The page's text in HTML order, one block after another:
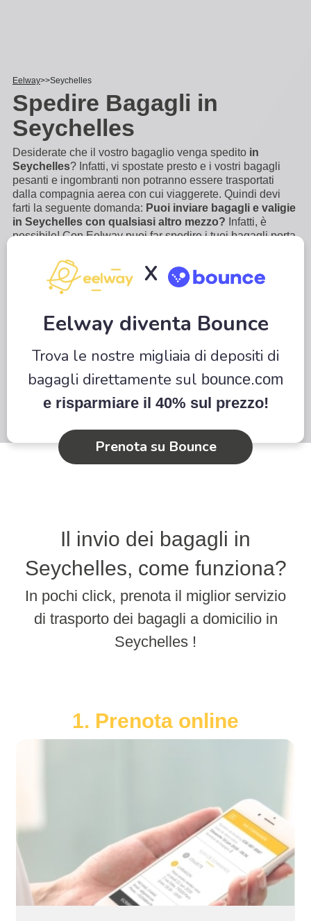
Eelway Seychelles
Spedire Bagagli in
Seychelles
Desiderate che il vostro bagaglio venga spedito in
Seychelles? Infatti, vi spostate presto e i vostri bagagli
pesanti e ingombranti non potranno essere trasportati
dalla compagnia aerea con cui viaggerete. Quindi devi
farti la seguente domanda: Puoi inviare bagagli e valigie
in Seychelles con qualsiasi altro mezzo? Infatti, è
possibile! Con Eelway puoi far spedire i tuoi bagagli porta
bagagli, vi trasporteremo il vostro bagaglio in
X
Eelway diventa Bounce
Trova le nostre migliaia di depositi di
bagagli direttamente sul bounce.com
e risparmiare il 40% sul prezzo!
Prenota su Bounce
Il invio dei bagagli in
Seychelles, come funziona?
In pochi click, prenota il miglior servizio
di trasporto dei bagagli a domicilio in
Seychelles !
1. Prenota online